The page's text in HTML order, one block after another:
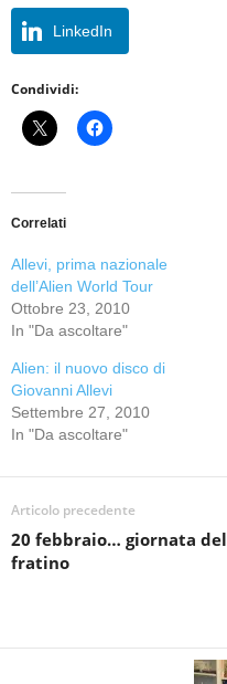
LinkedIn
Condividi:
Correlati
Allevi, prima nazionale
dell’Alien World Tour
Ottobre 23, 2010
In "Da ascoltare"
Alien: il nuovo disco di
Giovanni Allevi
Settembre 27, 2010
In "Da ascoltare"
Articolo precedente
20 febbraio… giornata del
fratino